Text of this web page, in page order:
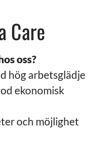
Care
oss?
hög arbetsglädje
ekonomisk
och möjlighet